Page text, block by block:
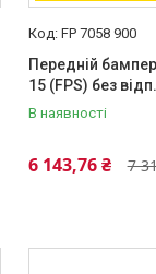
FP 7058 900
Передній
15 (FPS) без
В наявності
7
6 143,76 ₴